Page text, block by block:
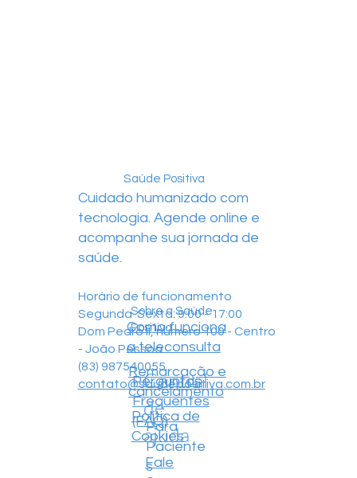
Cuidado humanizado com
tecnologia. Agende online e
acompanhe sua jornada de
saúde.
Horário de funcionamento
Segunda-Sexta: 9:00 - 17:00
Dom Pedro II, número 100 - Centro
- João Pessoa
(83) 987540055
contato@saudepositiva.com.br
Sobre a Saúde
Positiva
Central
de
ajuda
Para
Paciente
s
Perguntas
Frequentes
(FAQ)
Como funciona
a teleconsulta
Remarcação e
cancelamento
Política de
Cookies
Fale
Saúde Positiva